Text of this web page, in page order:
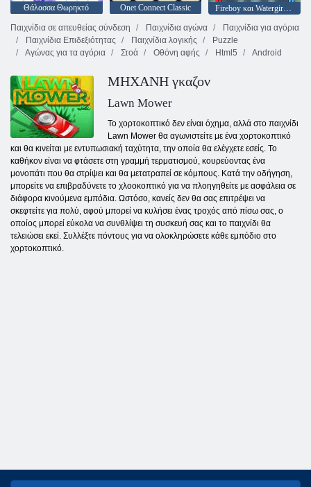
Θάλασσα Θωρηκτό Onet Connect Classic
Fireboy και Watergirl 4: Crystal Temple
Παιχνίδια σε απευθείας σύνδεση
Παιχνίδια αγώνα
Παιχνίδια για αγόρια
Παιχνίδια Επιδεξιότητας
Παιχνίδια λογικής
Puzzle
Αγώνας για τα αγόρια
Στοά Οθόνη αφής Html5 Android
ΜΗΧΑΝΗ γκαζον
Lawn Mower
Το χορτοκοπτικό δεν είναι όχημα, αλλά στο παιχνίδι
Lawn Mower θα αγωνιστείτε με ένα χορτοκοπτικό
και θα κινείται με εντυπωσιακή ταχύτητα, την οποία θα ελέγχετε εσείς. Το
καθήκον είναι να φτάσετε στη γραμμή τερματισμού, κουρεύοντας ένα
μονοπάτι που θα στρίψει και θα μετατραπεί σε κόμπους. Κατά την οδήγηση,
μπορείτε να επιβραδύνετε το χλοοκοπτικό για να πλοηγηθείτε με ασφάλεια σε
διάφορα κινούμενα εμπόδια. Ωστόσο, κανείς δεν θα σας επιτρέψει να
σκεφτείτε για πολύ, αφού μπορεί να κυλήσει ένας τροχός από πίσω σας, ο
οποίος μπορεί εύκολα να συνθλίψει τη συσκευή σας και το παιχνίδι θα
τελειώσει εκεί. Συλλέξτε πόντους για να ολοκληρώσετε κάθε εμπόδιο στο
χορτοκοπτικό.